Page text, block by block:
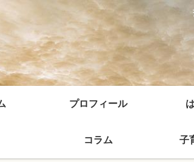
プロフィール
コラム 子